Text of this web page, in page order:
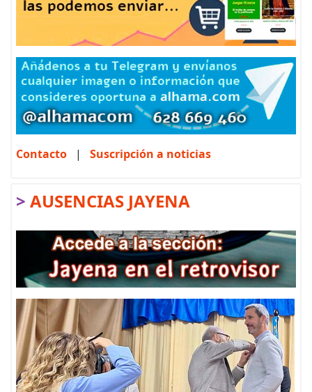
Contacto | Suscripción a noticias
> AUSENCIAS JAYENA